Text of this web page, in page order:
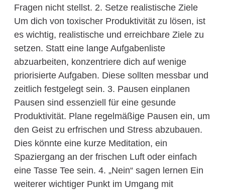
Fragen nicht stellst. 2. Setze realistische Ziele
Um dich von toxischer Produktivität zu lösen, ist
es wichtig, realistische und erreichbare Ziele zu
setzen. Statt eine lange Aufgabenliste
abzuarbeiten, konzentriere dich auf wenige
priorisierte Aufgaben. Diese sollten messbar und
zeitlich festgelegt sein. 3. Pausen einplanen
Pausen sind essenziell für eine gesunde
Produktivität. Plane regelmäßige Pausen ein, um
den Geist zu erfrischen und Stress abzubauen.
Dies könnte eine kurze Meditation, ein
Spaziergang an der frischen Luft oder einfach
eine Tasse Tee sein. 4. „Nein“ sagen lernen Ein
weiterer wichtiger Punkt im Umgang mit